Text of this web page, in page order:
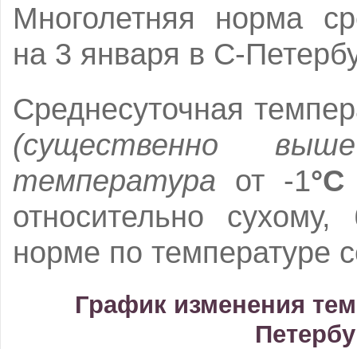
Многолетняя норма
на 3 января в С-
Среднесуточная
(существенно
температура от -1°C
относительно
норме по температуре
График изменения